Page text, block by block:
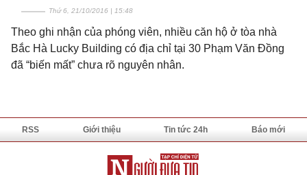
Thứ 6, 21/10/2016 | 15:48
Theo ghi nhận của phóng viên, nhiều căn hộ ở tòa nhà
Bắc Hà Lucky Building có địa chỉ tại 30 Phạm Văn Đồng
đã “biến mất” chưa rõ nguyên nhân.
RSS Giới thiệu Tin tức 24h Báo mới